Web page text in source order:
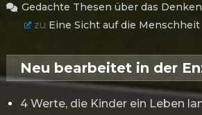
Gedachte Thesen über das Denken
zu Eine Sicht auf die Menschheit
Neu bearbeitet in der
4 Werte, die Kinder ein Leben